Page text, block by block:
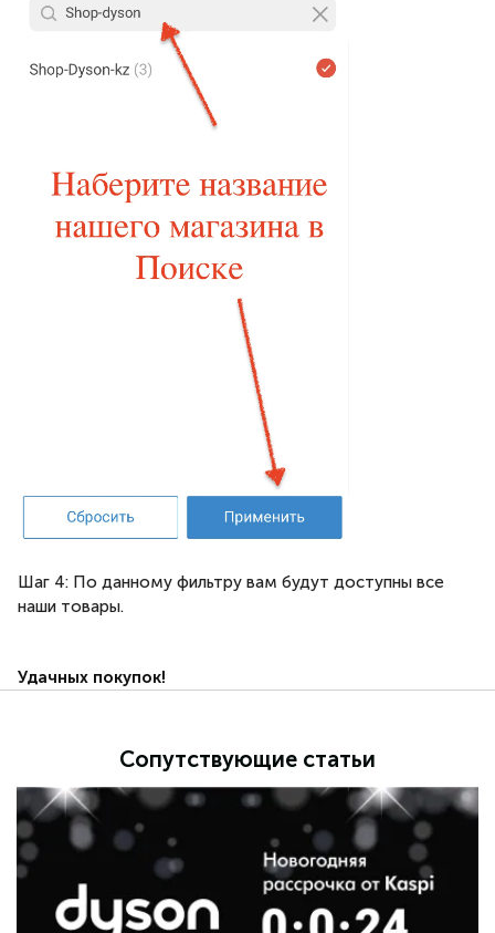
Шаг 4: По данному фильтру вам будут доступны все
наши товары.
Удачных покупок!
Сопутствующие статьи